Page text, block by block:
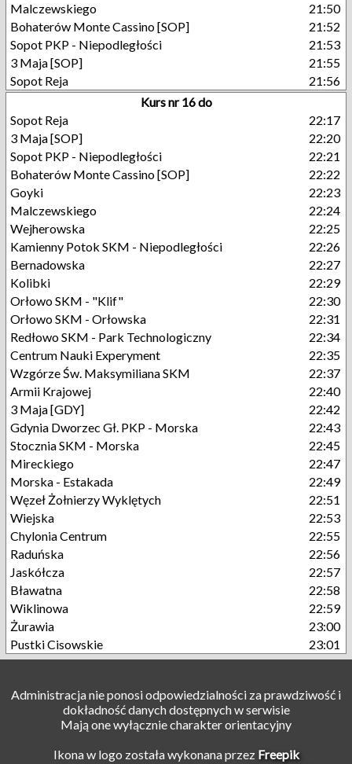
Malczewskiego
21:50
Bohaterów Monte Cassino [SOP]
21:52
Sopot PKP - Niepodległości
21:53
3 Maja [SOP]
21:55
Sopot Reja
21:56
Kurs nr 16 do
Sopot Reja
22:17
3 Maja [SOP]
22:20
Sopot PKP - Niepodległości
22:21
Bohaterów Monte Cassino [SOP]
22:22
Goyki
22:23
Malczewskiego
22:24
Wejherowska
22:25
Kamienny Potok SKM - Niepodległości
22:26
Bernadowska
22:27
Kolibki
22:29
Orłowo SKM - "Klif"
22:30
Orłowo SKM - Orłowska
22:31
Redłowo SKM - Park Technologiczny
22:34
Centrum Nauki Experyment
22:35
Wzgórze Św. Maksymiliana SKM
22:37
Armii Krajowej
22:40
3 Maja [GDY]
22:42
Gdynia Dworzec Gł. PKP - Morska
22:43
Stocznia SKM - Morska
22:45
Mireckiego
22:47
Morska - Estakada
22:49
Węzeł Żołnierzy Wyklętych
22:51
Wiejska
22:53
Chylonia Centrum
22:55
Raduńska
22:56
Jaskółcza
22:57
Bławatna
22:58
Wiklinowa
22:59
Żurawia
23:00
Pustki Cisowskie
23:01
Administracja nie ponosi odpowiedzialności za prawdziwość i
dokładność danych dostępnych w serwisie
Mają one wyłącznie charakter orientacyjny
Ikona w logo została wykonana przez Freepik